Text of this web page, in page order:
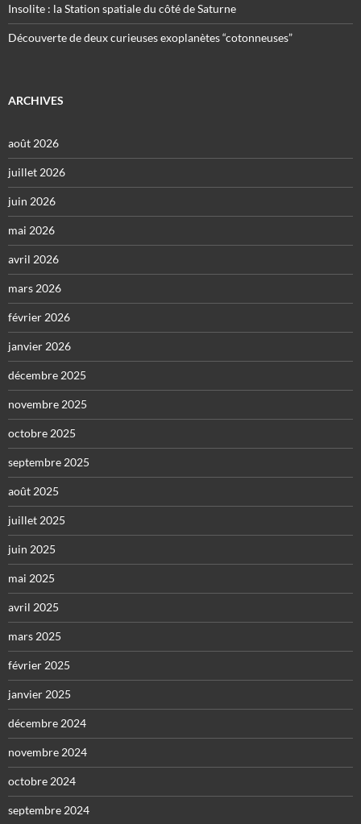
Insolite : la Station spatiale du côté de Saturne
Découverte de deux curieuses exoplanètes “cotonneuses”
ARCHIVES
août 2026
juillet 2026
juin 2026
mai 2026
avril 2026
mars 2026
février 2026
janvier 2026
décembre 2025
novembre 2025
octobre 2025
septembre 2025
août 2025
juillet 2025
juin 2025
mai 2025
avril 2025
mars 2025
février 2025
janvier 2025
décembre 2024
novembre 2024
octobre 2024
septembre 2024